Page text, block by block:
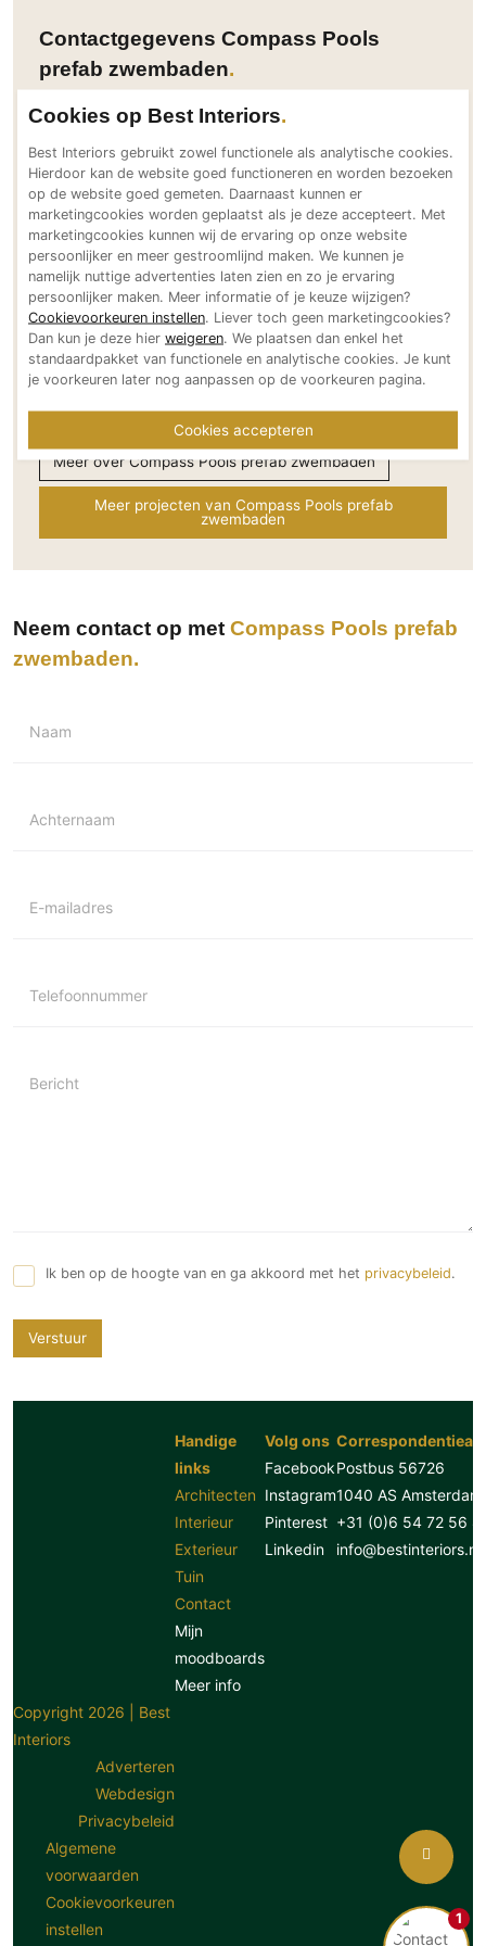
Houten vloeren
Natuursteen en keramiek vloeren
Vloerkleden
Afwerking
Wandafwerking
Beton Ciré
Behang / Wandtextiel
Natuursteen en keramiek
Leer
Spuitwerk
Technologie
Audio/Video
Thuisbioscoop
Mirror TV
Fitnessapparatuur
Akoestiek
Wijnkelder en wijnkasten
Contactgegevens Compass Pools
prefab zwembaden
Adresgegevens
Habraken 1214
5507 TB Veldhoven
NL
Bereikbaar via
+31 (0)40 340 2333
info@compasspools.nl
compasspools.nl
Social media
Meer over Compass Pools prefab zwembaden
Meer projecten van Compass Pools prefab
zwembaden
Neem contact op met Compass Pools prefab
zwembaden
Naam
Achternaam
E-mailadres
Telefoonnummer
Bericht
Ik ben op de hoogte van en ga akkoord met het privacybeleid.
Verstuur
1
Handige
links
Architecten
Interieur
Exterieur
Tuin
Contact
Mijn
moodboards
Meer info
Volg ons
Facebook
Instagram
Pinterest
Linkedin
Postbus 56726
1040 AS Amsterdam
+31 (0)6 54 72 56
info@bestinteriors.nl
Copyright 2026 | Best
Interiors
Adverteren
Webdesign
Privacybeleid
Algemene
voorwaarden
Cookievoorkeuren
instellen
Cookies op Best Interiors
Best Interiors gebruikt zowel functionele als analytische cookies.
Hierdoor kan de website goed functioneren en worden bezoeken
op de website goed gemeten. Daarnaast kunnen er
marketingcookies worden geplaatst als je deze accepteert. Met
marketingcookies kunnen wij de ervaring op onze website
persoonlijker en meer gestroomlijnd maken. We kunnen je
namelijk nuttige advertenties laten zien en zo je ervaring
persoonlijker maken. Meer informatie of je keuze wijzigen?
Cookievoorkeuren instellen. Liever toch geen marketingcookies?
Dan kun je deze hier weigeren. We plaatsen dan enkel het
standaardpakket van functionele en analytische cookies. Je kunt
je voorkeuren later nog aanpassen op de voorkeuren pagina.
Cookies accepteren